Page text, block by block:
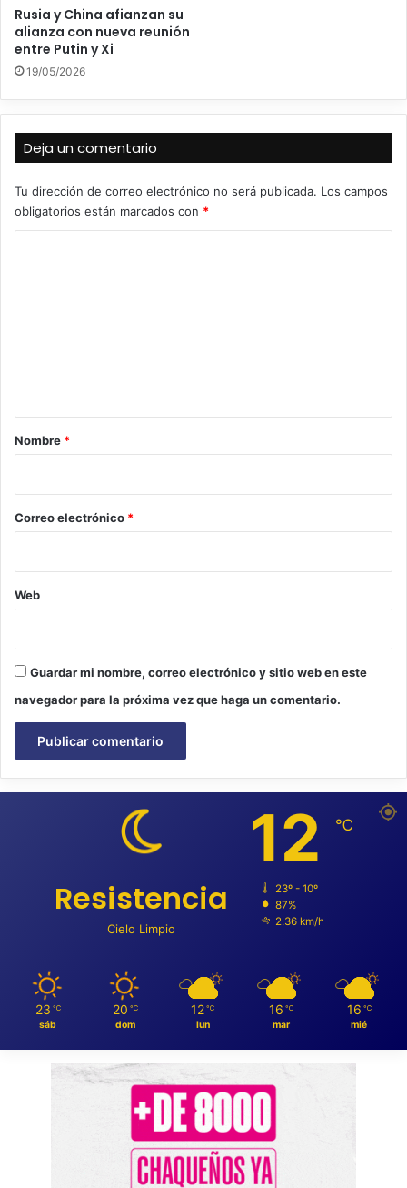
Rusia y China afianzan su
alianza con nueva reunión
entre Putin y Xi
19/05/2026
Deja un comentario
Tu dirección de correo electrónico no será publicada. Los campos
obligatorios están marcados con *
r
*
Nombre *
Correo electrónico *
Web
Guardar mi nombre, correo electrónico y sitio web en este
navegador para la próxima vez que haga un comentario.
Resistencia
Cielo Limpio
12 ℃
23º - 10º
87%
2.36 km/h
23 ℃
sáb
20 ℃
dom
12 ℃
lun
16 ℃
mar
16 ℃
mié